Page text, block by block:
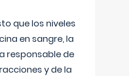
que los niveles
en sangre, la
responsable de
y de la